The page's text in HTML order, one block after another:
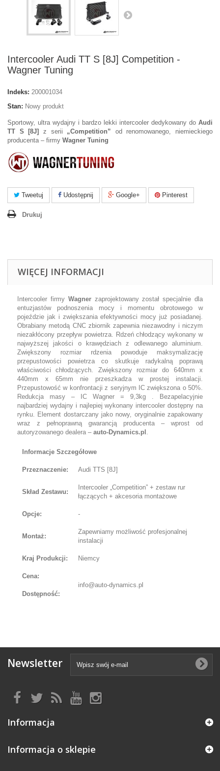
Intercooler Audi TT S [8J] Competition -
Wagner Tuning
Indeks: 200001034
Stan: Nowy produkt
Sportowy, ultra wydajny i bardzo lekki intercooler dedykowany do Audi
TT S [8J]
z serii „Competition” od renomowanego, niemieckiego
producenta – firmy Wagner Tuning
Tweetuj Udostępnij Google+ Pinterest
Drukuj
WIĘCEJ INFORMACJI
Intercooler firmy Wagnerzaprojektowany został specjalnie dla
entuzjastów podnoszenia mocy i momentu obrotowego w
pojeździe jak i zwiększania efektywności mocy już posiadanej.
Obrabiany metodą CNC zbiornik zapewnia niezawodny i niczym
niezakłócony przepływ powietrza. Rdzeń chłodzący wykonany w
najwyższej jakości o krawędziach z odlewanego aluminium.
Zwiększony rozmiar rdzenia powoduje maksymalizację
przepustowości powietrza co skutkuje radykalną poprawą
właściwości chłodzących. Zwiększony rozmiar do 640mm x
440mm x 65mm nie przeszkadza w prostej instalacji.
Przepustowość w konfrontacji z seryjnym IC zwiększona o 50%.
Redukcja masy – IC Wagner = 9,3kg . Bezapelacyjnie
najbardziej wydajny i najlepiej wykonany intercooler dostępny na
rynku. Element dostarczany jako nowy, oryginalnie zapakowany
wraz z pełnoprawną gwarancją producenta – wprost od
autoryzowanego dealera – auto-Dynamics.pl .
Informacje Szczegółowe
Przeznaczenie: Audi TTS [8J]
Skład Zestawu:
Intercooler „Competition” + zestaw rur
łączących + akcesoria montażowe
Opcje: -
Montaż:
Zapewniamy możliwość profesjonalnej
instalacji
Kraj Produkcji: Niemcy
Cena:
info@auto-dynamics.pl
Dostępność:
Newsletter
Informacja
Informacja o sklepie